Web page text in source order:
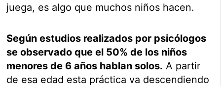
juega, es algo que muchos niños hacen.
Según estudios realizados por psicólogos
se observado que el 50% de los niños
menores de 6 años hablan solos. A partir
de esa edad esta práctica va descendiendo